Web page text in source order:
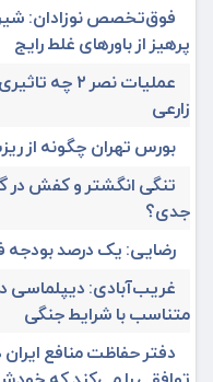
فوق‌تخصص نوزادان: شیر
پرهیز از باورهای غلط رایج
عملیات نصر
زارعی
بورس تهران چگونه از
تنگی انگشتر و کفش در
جدی؟
رضایی: یک درصد بودجه
غریب‌آبادی: دیپلماسی در
متناسب با شرایط جنگی
دفتر حفاظت منافع